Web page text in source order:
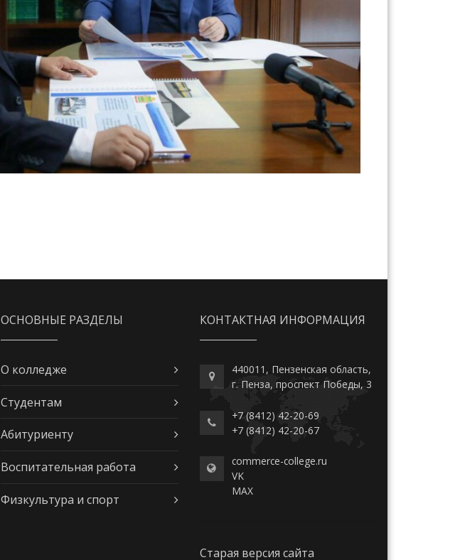
ОСНОВНЫЕ РАЗДЕЛЫ
О колледже
Студентам
Абитуриенту
Воспитательная работа
Физкультура и спорт
КОНТАКТНАЯ ИНФОРМАЦИЯ
440011, Пензенская область,
г. Пенза, проспект Победы, 3
+7 (8412) 42-20-69
+7 (8412) 42-20-67
commerce-college.ru
VK
MAX
Старая версия сайта